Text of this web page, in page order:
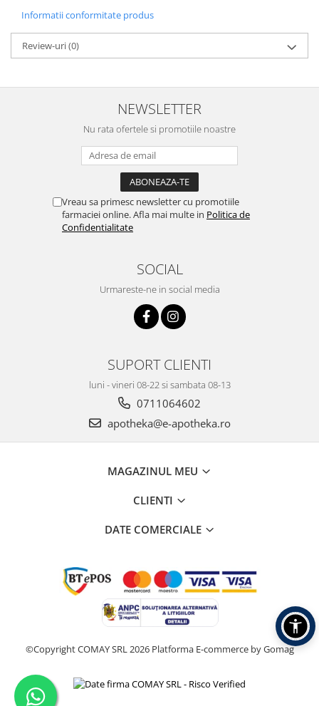
Informatii conformitate produs
Review-uri(0)
NEWSLETTER
Nu rata ofertele si promotiile noastre
Vreau sa primesc newsletter cu promotiile
farmaciei online. Afla mai multe in Politica de
Confidentialitate
SOCIAL
Urmareste-ne in social media
SUPORT CLIENTI
luni - vineri 08-22 si sambata 08-13
0711064602
apotheka@e-apotheka.ro
MAGAZINUL MEU
CLIENTI
DATE COMERCIALE
©Copyright COMAY SRL 2026 Platforma E-commerce by Gomag